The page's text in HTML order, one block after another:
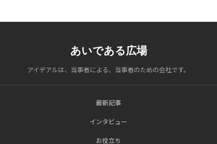
あいである広場
アイデアルは、当事者による、当事者のための会社です。
最新記事
インタビュー
お役立ち